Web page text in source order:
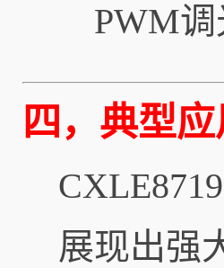
PWM
四，典型
展现出强